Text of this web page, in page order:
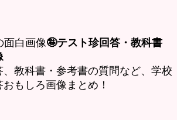
面白画像🤪テスト珍回答・教科書
教科書・参考書の質問など、学校
もしろ画像まとめ！